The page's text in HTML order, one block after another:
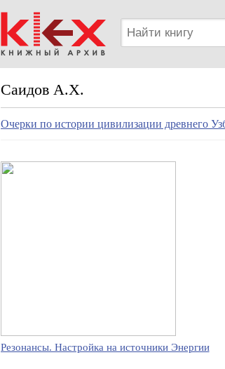
Саидов А.Х.
Очерки по истории цивилизации древнего
Резонансы. Настройка на источники Энергии